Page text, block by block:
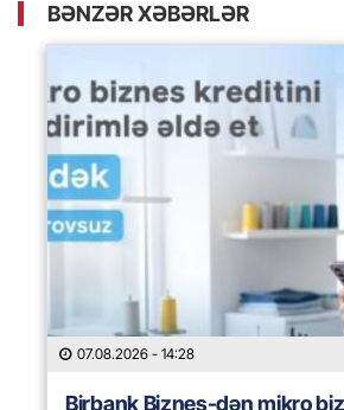
BƏNZƏR XƏBƏRLƏR
07.08.2026 - 14:28
Birbank Biznes-dən mikro